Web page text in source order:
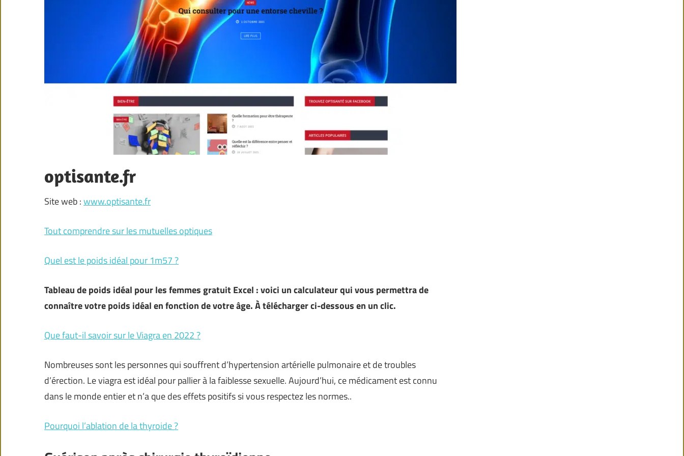
optisante.fr
Site web :www.optisante.fr
Tout comprendre sur les mutuelles optiques
Quel est le poids idéal pour 1m57 ?
Tableau de poids idéal pour les femmes gratuit Excel : voici un calculateur qui vous permettra de
connaître votre poids idéal en fonction de votre âge. À télécharger ci-dessous en un clic.
Que faut-il savoir sur le Viagra en 2022 ?
Nombreuses sont les personnes qui souffrent d’hypertension artérielle pulmonaire et de troubles
d’érection. Le viagra est idéal pour pallier à la faiblesse sexuelle. Aujourd’hui, ce médicament est connu
dans le monde entier et n’a que des effets positifs si vous respectez les normes..
Pourquoi l’ablation de la thyroide ?